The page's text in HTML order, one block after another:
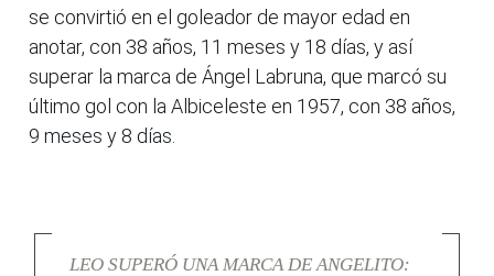
se convirtió en el goleador de mayor edad en
anotar, con 38 años, 11 meses y 18 días, y así
superar la marca de Ángel Labruna, que marcó su
último gol con la Albiceleste en 1957, con 38 años,
9 meses y 8 días.
LEO SUPERÓ UNA MARCA DE ANGELITO: